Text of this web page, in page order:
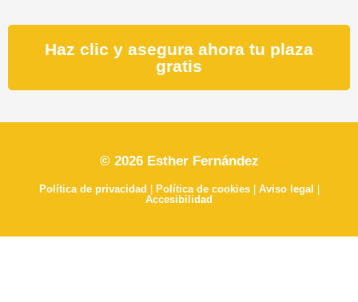
Haz clic y asegura ahora tu plaza
gratis
© 2026 Esther Fernández
Política de privacidad Política de cookies| Aviso legal
Accesibilidad